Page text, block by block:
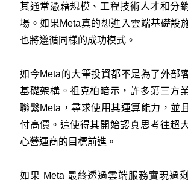
其通常憑藉規模、工程技術人才和分
場。如果Meta真的想進入雲端基礎設
也將遵循同樣的成功模式。
如今Meta的大筆投資都不是為了外部
基礎架構。祖克柏暗示，許多第三方
聯繫Meta，尋求使用其運算能力，並
付高價。這使得其開始認真思考往超
心營運商的目標前進。
如果 Meta 最終透過雲端服務實現過